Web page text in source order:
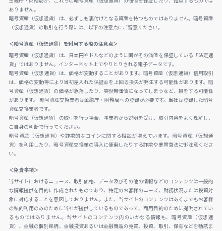
ありません。
暗号資産（仮想通貨）は、必ずしも裏付けとなる資産を持つものではありません。暗号資産
（仮想通貨）の取引を行う際には、以下の注意点にご留意ください。
＜暗号資産（仮想通貨）を利用する際の注意点＞
暗号資産（仮想通貨）は、日本円やドルなどのように国がその価値を保証している「法定通
貨」ではありません。インターネット上でやりとりされる電子データです。
暗号資産（仮想通貨）は、価格が変動することがあります。暗号資産（仮想通貨）信用取引
は、価格の変動等により当初差入れた保証金を上回る損失が発生する可能性があります。暗
号資産（仮想通貨）の価格が急落したり、突然無価値になってしまうなど、損をする可能性
があります。 暗号資産交換業者は金融庁・財務局への登録が必要です。当社は登録した暗号
資産交換業者です。
暗号資産（仮想通貨）の取引を行う場合、事業者から説明を受け、取引内容をよく理解し、
ご自身の判断で行ってください。
暗号資産（仮想通貨）や詐欺的なコインに関する相談が増えています。暗号資産（仮想通
貨）を利用したり、暗号資産交換業の導入に便乗したりする詐欺や悪質商法に御注意くださ
い。
＜免責事項＞
当サイトにおけるニュース、取引価格、データ及びその他の情報などのコンテンツは一般的
な情報提供を目的に作成されたものであり、特定のお客様のニーズ、財務状況または投資対
象に対応することを意図しておりません。また、当サイトのコンテンツはあくまでもお客様
の私的利用のみのために当社が提供しているものであって、商用目的のために提供されてい
るものではありません。当サイトのコンテンツ内のいかなる情報も、暗号資産（仮想通
貨）、金融の個別銘柄、金融投資あるいは金融商品の売買、投資、取引、保有などを勧誘ま